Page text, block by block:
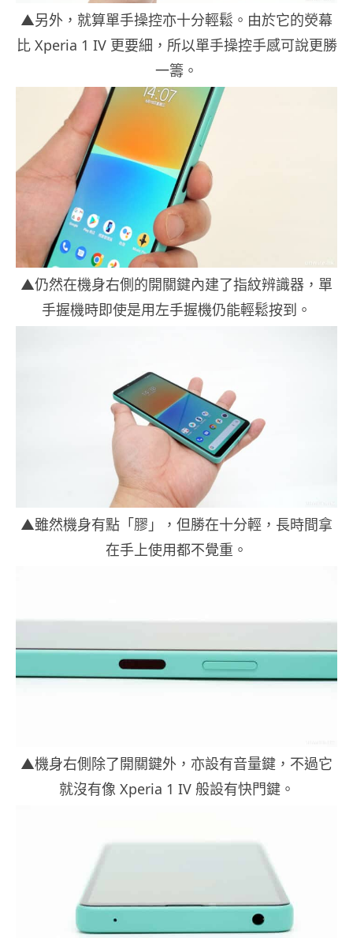
▲另外，就算單手操控亦十分輕鬆。由於它的熒幕
比 Xperia 1 IV 更要細，所以單手操控手感可說更勝
一籌。
▲仍然在機身右側的開關鍵內建了指紋辨識器，單
手握機時即使是用左手握機仍能輕鬆按到。
▲雖然機身有點「膠」，但勝在十分輕，長時間拿
在手上使用都不覺重。
▲機身右側除了開關鍵外，亦設有音量鍵，不過它
就沒有像 Xperia 1 IV 般設有快門鍵。